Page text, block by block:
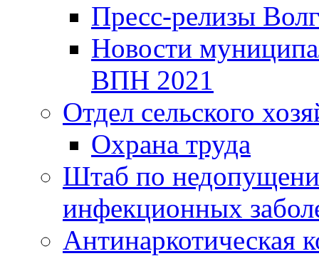
Пресс-релизы
Новости
ВПН 2021
Отдел сельского
Охрана труда
Штаб по
инфекционных
Антинаркотическая